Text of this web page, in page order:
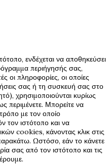
ενδέχεται να αποθηκεύσει
περιήγησής σας,
οι πληροφορίες, οι οποίες
σας ή τη συσκευή σας στο
χρησιμοποιούνται κυρίως
περιμένετε. Μπορείτε να
με τον οποίο
τον ιστότοπο και να
cookies, κάνοντας κλικ στις
Ωστόσο, εάν το κάνετε
σας από τον ιστότοπο και τις